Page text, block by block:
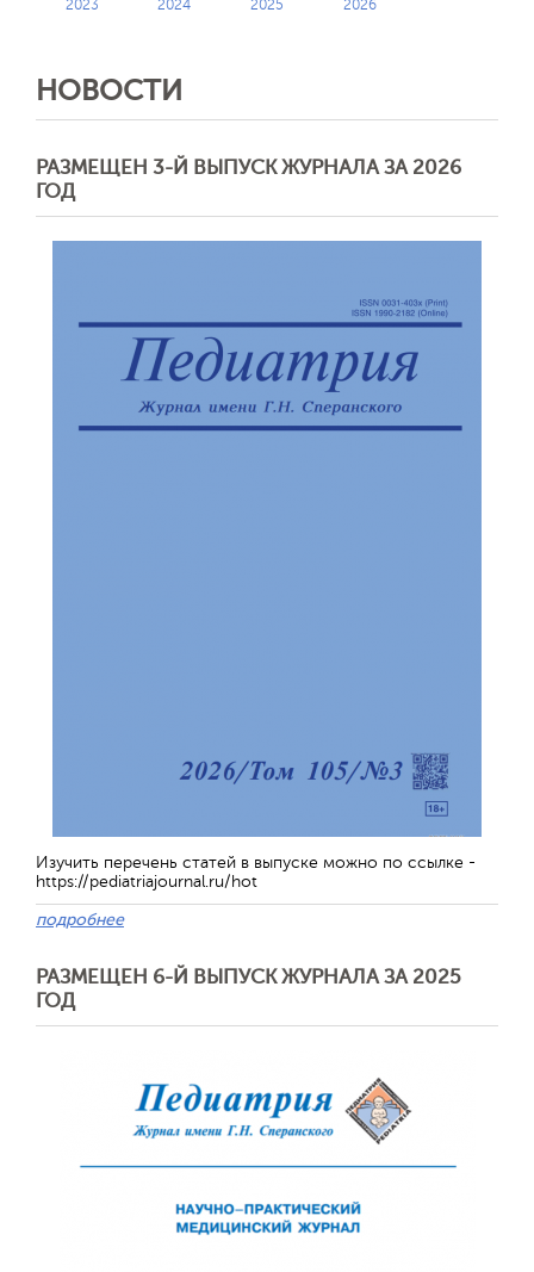
2023 2024 2025 2026
НОВОСТИ
РАЗМЕЩЕН 3-Й ВЫПУСК ЖУРНАЛА ЗА 2026
ГОД
Изучить перечень статей в выпуске можно по ссылке -
https://pediatriajournal.ru/hot
подробнее
РАЗМЕЩЕН 6-Й ВЫПУСК ЖУРНАЛА ЗА 2025
ГОД
Отправить